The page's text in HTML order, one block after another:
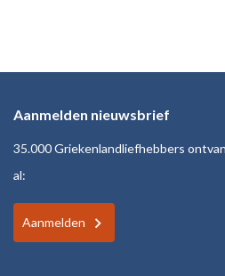
Aanmelden nieuwsbrief
35.000 Griekenlandliefhebbers
al:
Aanmelden